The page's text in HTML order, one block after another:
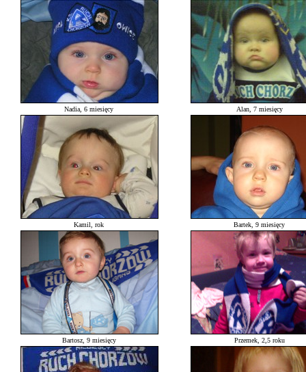
Nadia, 6 miesięcy Alan, 7 miesięcy
Kamil, rok Bartek, 9 miesięcy
Bartosz, 9 miesięcy Przemek, 2,5 roku